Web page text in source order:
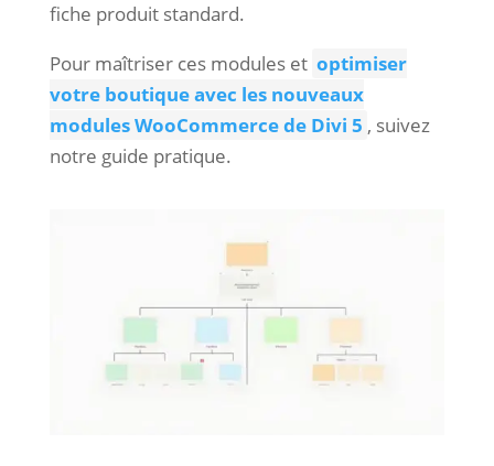
fiche produit standard.
Pour maîtriser ces modules et optimiser
votre boutique avec les nouveaux
modules WooCommerce de Divi 5 , suivez
notre guide pratique.